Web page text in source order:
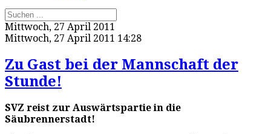
Mittwoch, 27 April 2011
Mittwoch, 27 April 2011 14:28
Zu Gast bei der Mannschaft der
Stunde!
SVZ reist zur Auswärtspartie in die
Säubrennerstadt!